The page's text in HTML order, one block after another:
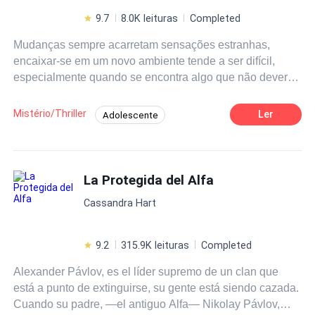
9.7 8.0K leituras Completed
Mudanças sempre acarretam sensações estranhas,
encaixar-se em um novo ambiente tende a ser difícil,
especialmente quando se encontra algo que não deveria
atormentava a jovem Sarah ao depara-se com um
espectro sombrio fitando-a com intensidade, e depois de
série de problemas a sua vida pois, os segredos
enterrados de toda aquela comunidade começaram a vir
à tona. E comunidades isoladas podem ter muitos
Mistério/Thriller Adolescente
Vampiro Enredo Acelerado Drama
Ler
La Protegida del Alfa
Cassandra Hart
9.2 315.9K leituras Completed
Alexander Pávlov, es el líder supremo de un clan que
está a punto de extinguirse, su gente está siendo cazada.
Cuando su padre, —el antiguo Alfa— Nikolay Pávlov,